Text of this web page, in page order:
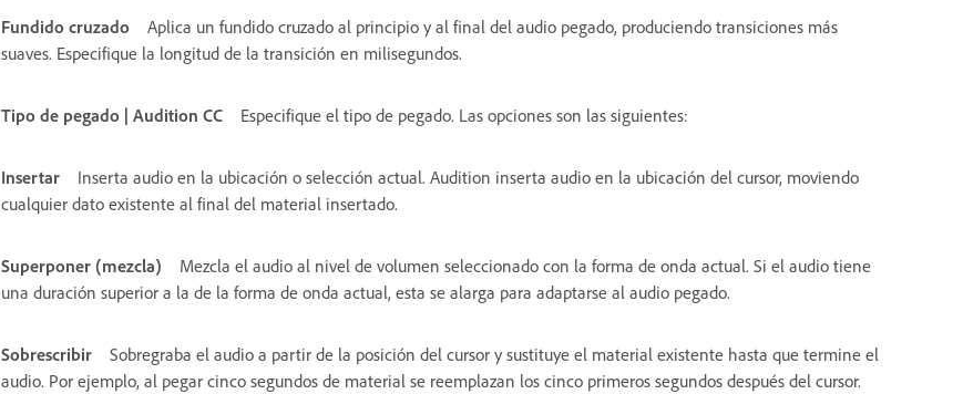
Fundido cruzado
Aplica un fundido cruzado al principio y al final del audio pegado, produciendo transiciones más
suaves. Especifique la longitud de la transición en milisegundos.
Tipo de pegado | Audition CC Especifique el tipo de pegado. Las opciones son las siguientes:
Insertar
Inserta audio en la ubicación o selección actual. Audition inserta audio en la ubicación del cursor, moviendo
cualquier dato existente al final del material insertado.
Superponer (mezcla)
Mezcla el audio al nivel de volumen seleccionado con la forma de onda actual. Si el audio tiene
una duración superior a la de la forma de onda actual, esta se alarga para adaptarse al audio pegado.
Sobrescribir
Sobregraba el audio a partir de la posición del cursor y sustituye el material existente hasta que termine el
audio. Por ejemplo, al pegar cinco segundos de material se reemplazan los cinco primeros segundos después del cursor.